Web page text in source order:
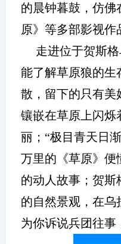
的晨钟暮鼓，仿
原》等多部影视
走进位于贺斯
能了解草原狼的生
散，留下的只有美
镶嵌在草原上闪烁
丽； “极目青天日
万里的《草原》便
的动人故事；贺
的自然景观，在
为你诉说兵团往